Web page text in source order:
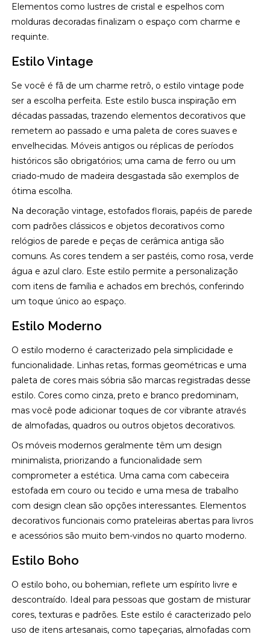
Elementos como lustres de cristal e espelhos com
molduras decoradas finalizam o espaço com charme e
requinte.
Estilo Vintage
Se você é fã de um charme retrô, o estilo vintage pode
ser a escolha perfeita. Este estilo busca inspiração em
décadas passadas, trazendo elementos decorativos que
remetem ao passado e uma paleta de cores suaves e
envelhecidas. Móveis antigos ou réplicas de períodos
históricos são obrigatórios; uma cama de ferro ou um
criado-mudo de madeira desgastada são exemplos de
ótima escolha.
Na decoração vintage, estofados florais, papéis de parede
com padrões clássicos e objetos decorativos como
relógios de parede e peças de cerâmica antiga são
comuns. As cores tendem a ser pastéis, como rosa, verde
água e azul claro. Este estilo permite a personalização
com itens de família e achados em brechós, conferindo
um toque único ao espaço.
Estilo Moderno
O estilo moderno é caracterizado pela simplicidade e
funcionalidade. Linhas retas, formas geométricas e uma
paleta de cores mais sóbria são marcas registradas desse
estilo. Cores como cinza, preto e branco predominam,
mas você pode adicionar toques de cor vibrante através
de almofadas, quadros ou outros objetos decorativos.
Os móveis modernos geralmente têm um design
minimalista, priorizando a funcionalidade sem
comprometer a estética. Uma cama com cabeceira
estofada em couro ou tecido e uma mesa de trabalho
com design clean são opções interessantes. Elementos
decorativos funcionais como prateleiras abertas para livros
e acessórios são muito bem-vindos no quarto moderno.
Estilo Boho
O estilo boho, ou bohemian, reflete um espírito livre e
descontraído. Ideal para pessoas que gostam de misturar
cores, texturas e padrões. Este estilo é caracterizado pelo
uso de itens artesanais, como tapeçarias, almofadas com